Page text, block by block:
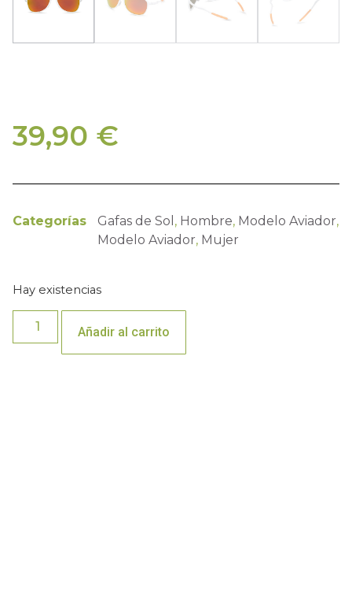
39,90 €
Categorías Gafas de Sol , Hombre, Modelo Aviador,
Modelo Aviador, Mujer
Hay existencias
Añadir al carrito